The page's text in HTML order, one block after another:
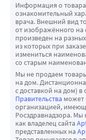
Информация о
ознакомительный
врача. Внешний вид
от изображённого
произведен на
из которых при
измениться
со старым
Мы не продаем
на дом.
с доставкой на дом) в
Правительства может
организацией,
Росздравнадзора.
как владелец сайта
представленных на